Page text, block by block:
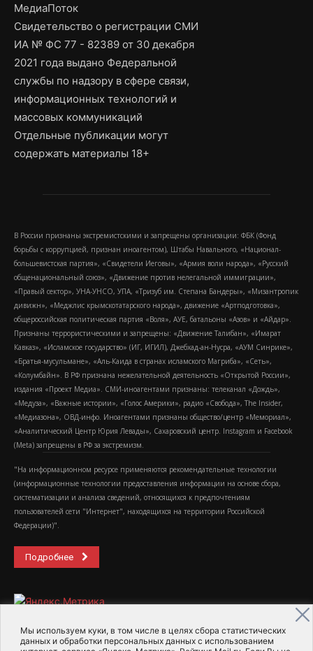
Мы используем куки, в том числе в целях сбора статистических
данных и обработки персональных данных с использованием
МедиаПоток
Свидетельство о регистрации СМИ
ИА № ФС 77 - 82389 от 30 декабря
2021 года выдано Федеральной
службы по надзору в сфере связи,
информационных технологий и
массовых коммуникаций
Отдельные публикации могут
содержать материалы 18+
В России признаны экстремистскими и запрещены организации: ФБК (Фонд
борьбы с коррупцией, признан иноагентом), Штабы Навального, «Национал-
большевистская партия», «Свидетели Иеговы», «Армия воли народа», «Русский
общенациональный союз», «Движение против нелегальной иммиграции»,
«Правый сектор», УНА-УНСО, УПА, «Тризуб им. Степана Бандеры», «Мизантропик
дивижн», «Меджлис крымскотатарского народа», движение «Артподготовка»,
общероссийская политическая партия «Воля», АУЕ, батальоны «Азов» и «Айдар».
Признаны террористическими и запрещены: «Движение Талибан», «Имарат
Кавказ», «Исламское государство» (ИГ, ИГИЛ), Джебхад-ан-Нусра, «АУМ Синрике»,
«Братья-мусульмане», «Аль-Каида в странах исламского Магриба», «Сеть»,
«Колумбайн». В РФ признана нежелательной деятельность «Открытой России»,
издания «Проект Медиа». СМИ-иноагентами признаны: телеканал «Дождь»,
«Медуза», «Важные истории», «Голос Америки», радио «Свобода», The Insider,
«Медиазона», ОВД-инфо. Иноагентами признаны общество/центр «Мемориал»,
«Аналитический Центр Юрия Левады», Сахаровский центр. Instagram и Facebook
(Metа) запрещены в РФ за экстремизм.
"На информационном ресурсе применяются рекомендательные технологии
(информационные технологии предоставления информации на основе сбора,
систематизации и анализа сведений, относящихся к предпочтениям
пользователей сети "Интернет", находящихся на территории Российской
Федерации)".
Подробнее